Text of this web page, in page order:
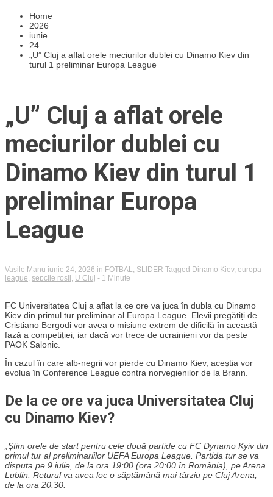
Home
2026
iunie
24
„U” Cluj a aflat orele meciurilor dublei cu Dinamo Kiev din
turul 1 preliminar Europa League
„U” Cluj a aflat orele
meciurilor dublei cu
Dinamo Kiev din turul 1
preliminar Europa
League
Vasile Manu iunie 24, 2026 in FOTBAL SLIDER Tagged Dinamo Kiev, europa
league sepcile rosii U Cluj - 1 Minute
FC Universitatea Cluj a aflat la ce ore va juca în dubla cu Dinamo
Kiev din primul tur preliminar al Europa League. Elevii pregătiți de
Cristiano Bergodi vor avea o misiune extrem de dificilă în această
fază a competiției, iar dacă vor trece de ucrainieni vor da peste
PAOK Salonic.
În cazul în care alb-negrii vor pierde cu Dinamo Kiev, aceștia vor
evolua în Conference League contra norvegienilor de la Brann.
De la ce ore va juca Universitatea Cluj
cu Dinamo Kiev?
„Știm orele de start pentru cele două partide cu FC Dynamo Kyiv din
primul tur al preliminariilor UEFA Europa League. Partida tur se va
disputa pe 9 iulie, de la ora 19:00 (ora 20:00 în România), pe Arena
Lublin. Returul va avea loc o săptămână mai târziu pe Cluj Arena,
de la ora 20:30.